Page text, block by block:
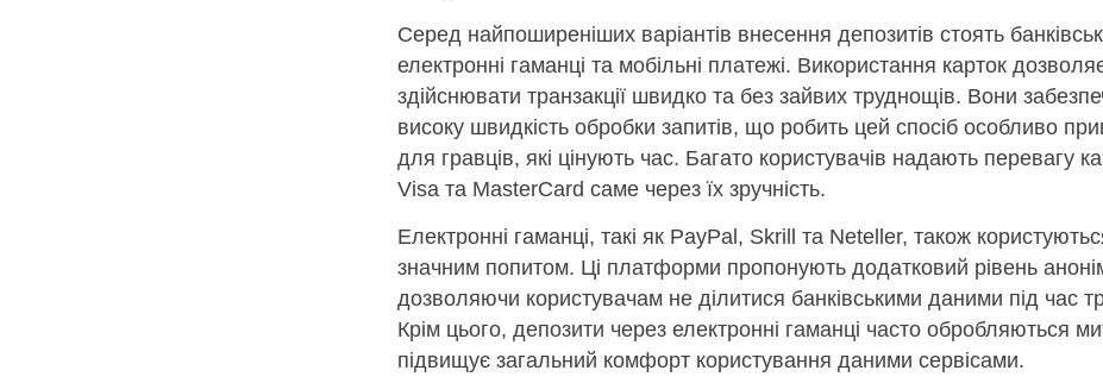
Серед найпоширеніших варіантів внесення депозитів стоять
електронні гаманці та мобільні платежі. Використання карток
здійснювати транзакції швидко та без зайвих труднощів. Вони
високу швидкість обробки запитів, що робить цей спосіб особливо
для гравців, які цінують час. Багато користувачів надають перевагу
Visa та MasterCard саме через їх зручність.
Електронні гаманці, такі як PayPal, Skrill та Neteller, також
значним попитом. Ці платформи пропонують додатковий рівень
дозволяючи користувачам не ділитися банківськими даними під час
Крім цього, депозити через електронні гаманці часто обробляються
підвищує загальний комфорт користування даними сервісами.